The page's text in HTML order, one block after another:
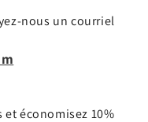
nous un courriel
et économisez 10%